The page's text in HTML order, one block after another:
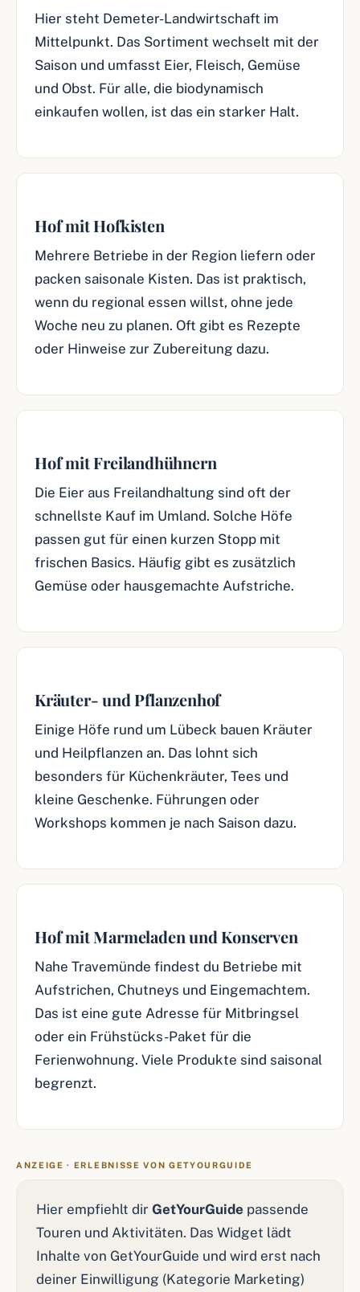
Hier steht Demeter-Landwirtschaft im
Mittelpunkt. Das Sortiment wechselt mit der
Saison und umfasst Eier, Fleisch, Gemüse
und Obst. Für alle, die biodynamisch
einkaufen wollen, ist das ein starker Halt.
Hof mit Hofkisten
Mehrere Betriebe in der Region liefern oder
packen saisonale Kisten. Das ist praktisch,
wenn du regional essen willst, ohne jede
Woche neu zu planen. Oft gibt es Rezepte
oder Hinweise zur Zubereitung dazu.
Hof mit Freilandhühnern
Die Eier aus Freilandhaltung sind oft der
schnellste Kauf im Umland. Solche Höfe
passen gut für einen kurzen Stopp mit
frischen Basics. Häufig gibt es zusätzlich
Gemüse oder hausgemachte Aufstriche.
Kräuter- und Pflanzenhof
Einige Höfe rund um Lübeck bauen Kräuter
und Heilpflanzen an. Das lohnt sich
besonders für Küchenkräuter, Tees und
kleine Geschenke. Führungen oder
Workshops kommen je nach Saison dazu.
Hof mit Marmeladen und Konserven
Nahe Travemünde findest du Betriebe mit
Aufstrichen, Chutneys und Eingemachtem.
Das ist eine gute Adresse für Mitbringsel
oder ein Frühstücks-Paket für die
Ferienwohnung. Viele Produkte sind saisonal
begrenzt.
ANZEIGE · ERLEBNISSE VON GETYOURGUIDE
Hier empfiehlt dir GetYourGuide passende
Touren und Aktivitäten. Das Widget lädt
Inhalte von GetYourGuide und wird erst nach
deiner Einwilligung (Kategorie Marketing)